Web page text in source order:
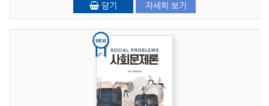
담기 자세히 보기